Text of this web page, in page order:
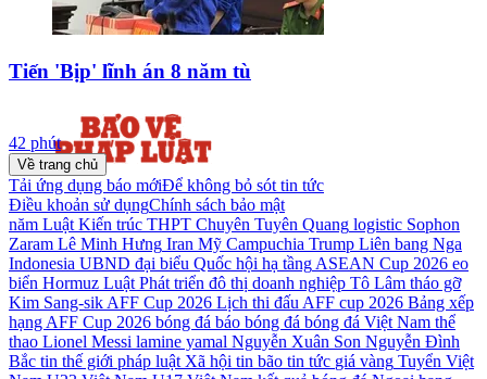
Tiến 'Bịp' lĩnh án 8 năm tù
42 phút
Về trang chủ
Tải ứng dụng báo mớiĐể không bỏ sót tin tức
Điều khoản sử dụngChính sách bảo mật
năm Luật Kiến trúc THPT Chuyên Tuyên Quang logistic Sophon
Zaram Lê Minh Hưng Iran Mỹ Campuchia Trump Liên bang Nga
Indonesia UBND đại biểu Quốc hội hạ tầng ASEAN Cup 2026 eo
biển Hormuz Luật Phát triển đô thị doanh nghiệp Tô Lâm tháo gỡ
Kim Sang-sik AFF Cup 2026 Lịch thi đấu AFF cup 2026 Bảng xếp
hạng AFF Cup 2026 bóng đá báo bóng đá bóng đá Việt Nam thể
thao Lionel Messi lamine yamal Nguyễn Xuân Son Nguyễn Đình
Bắc tin thế giới pháp luật Xã hội tin bão tin tức giá vàng Tuyển Việt